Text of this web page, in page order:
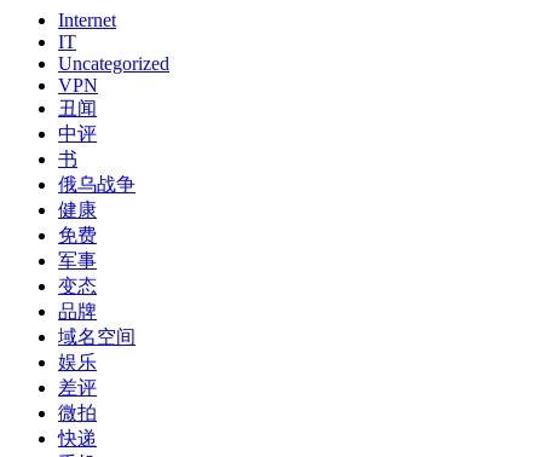
Internet
IT
Uncategorized
VPN
丑闻
中评
书
俄乌战争
健康
免费
军事
变态
品牌
域名空间
娱乐
差评
微拍
快递